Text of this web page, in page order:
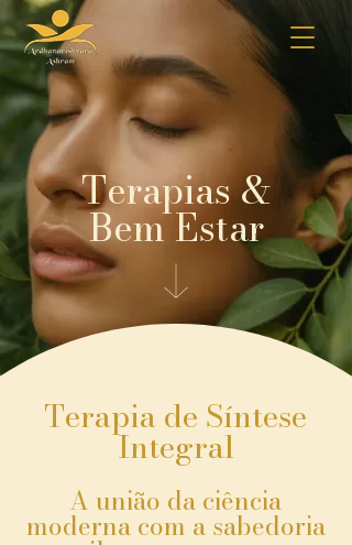
Terapias &
Bem Estar
Terapia de Síntese
Integral
A união da ciência
moderna com a sabedoria